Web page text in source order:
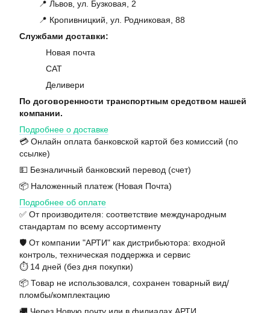
📍 Львов, ул. Бузковая, 2
📍 Кропивницкий, ул. Родниковая, 88
Службами доставки:
Новая почта
САТ
Деливери
По договоренности транспортным средством нашей
компании.
Подробнее о доставке
💳 Онлайн оплата банковской картой без комиссий (по
ссылке)
💵 Безналичный банковский перевод (счет)
📦 Наложенный платеж (Новая Почта)
Подробнее об оплате
✅ От производителя: соответствие международным
стандартам по всему ассортименту
🛡️ От компании "АРТИ" как дистрибьютора: входной
контроль, техническая поддержка и сервис
⏱️ 14 дней (без дня покупки)
📦 Товар не использовался, сохранен товарный вид/
пломбы/комплектацию